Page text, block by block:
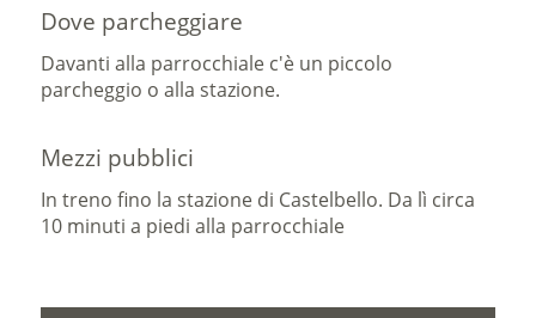
Dove parcheggiare
Davanti alla parrocchiale c'è un piccolo
parcheggio o alla stazione.
Mezzi pubblici
In treno fino la stazione di Castelbello. Da lì circa
10 minuti a piedi alla parrocchiale